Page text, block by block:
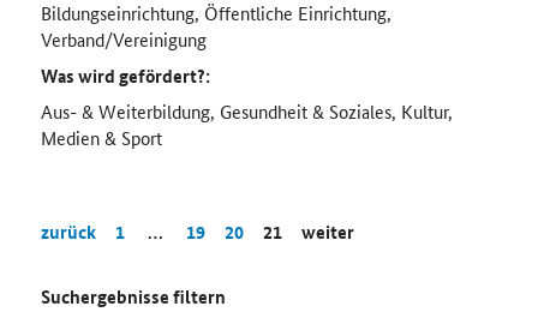
Bildungseinrichtung, Öffentliche Einrichtung,
Verband/Vereinigung
Was wird gefördert?:
Aus- & Weiterbildung, Gesundheit & Soziales, Kultur,
Medien & Sport
zurück 1 … 19 20 21 weiter
Suchergebnisse filtern